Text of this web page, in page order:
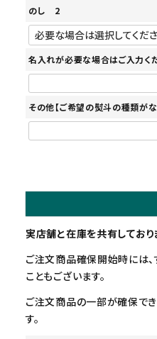
のし 2
名入れが必要な場合はご入力く
その他【ご希望の熨斗の種類が
実店舗と在庫を共有しており
ご注文商品確保開始時には
こともございます。
ご注文商品の一部が確保で
す。